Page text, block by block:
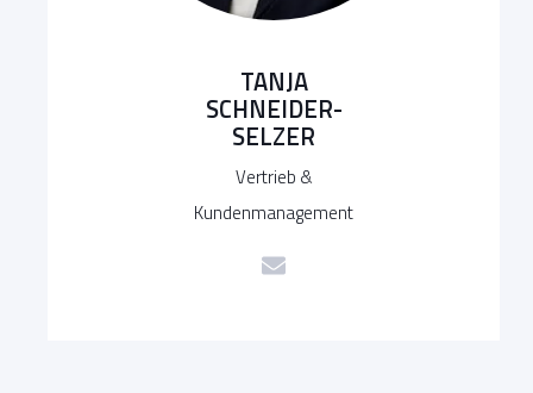
TANJA
SCHNEIDER-
SELZER
Vertrieb &
Kundenmanagement